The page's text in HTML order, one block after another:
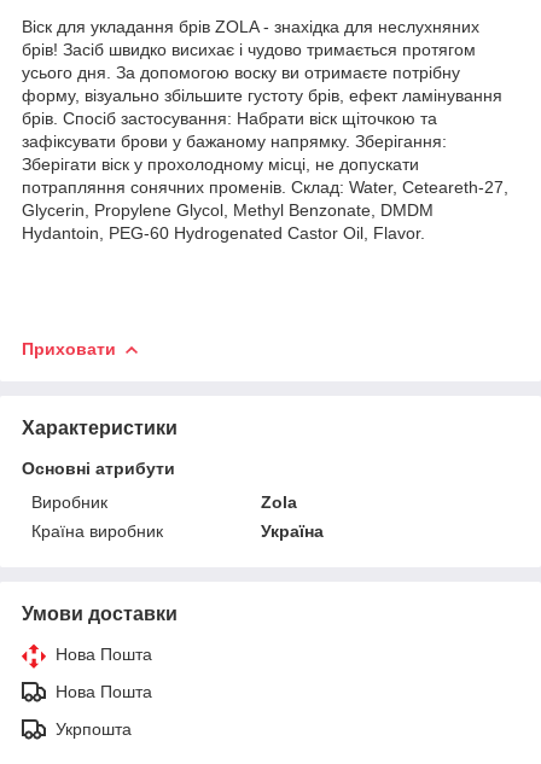
Віск для укладання брів ZOLA - знахідка для неслухняних
брів! Засіб швидко висихає і чудово тримається протягом
усього дня. За допомогою воску ви отримаєте потрібну
форму, візуально збільшите густоту брів, ефект ламінування
брів. Спосіб застосування: Набрати віск щіточкою та
зафіксувати брови у бажаному напрямку. Зберігання:
Зберігати віск у прохолодному місці, не допускати
потрапляння сонячних променів. Склад: Water, Ceteareth-27,
Glycerin, Propylene Glycol, Methyl Benzonate, DMDM
Hydantoin, PEG-60 Hydrogenated Castor Oil, Flavor.
Приховати
Характеристики
Основні атрибути
Виробник
Zola
Країна виробник
Україна
Умови доставки
Нова Пошта
Нова Пошта
Укрпошта